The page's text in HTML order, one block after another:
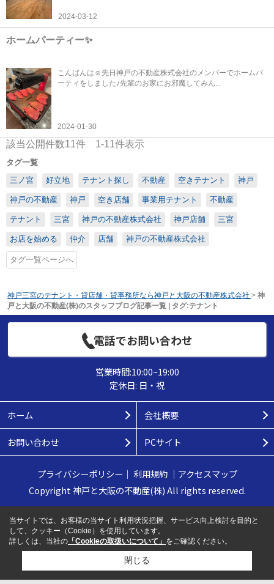
2024-03-12
ホームパーティー✨
こんばんは☺先日神戸の不動産株式会社のメンバーでホームパ
ーティをしました♪先輩のお家にお邪魔してみん...
2024-01-30
該当公開件数11件 1-11件表示
タグ一覧
三ノ宮
好立地 テナント探し 不動産 空きテナント 神戸
神戸の不動産 神戸 空き店舗 事業用テナント 不動産
テナント 三宮 神戸の不動産株式会社 神戸店舗 三宮
お店を始める 仲介 店舗 神戸の不動産株式会社
タグ一覧ページへ
神戸三宮のテナント・貸店舗・貸事務所なら神戸と大阪の不動産株式会社 > 神
戸と大阪の不動産(株)のスタッフブログ記事一覧 | タグ:テナント
電話でお問い合わせ
営業時間:10:00~19:00
定休日: 日・祝
ホーム 会社概要
お問い合わせ PCサイト
プライバシーポリシー ｜ 利用規約｜ アクセスマップ
Copyright 神戸と大阪の不動産(株) All rights reserved.
当サイトでは、お客様の当サイト利用状況把握、サービス向上検討を目的と
して、クッキー（Cookie）を使用しています。
詳しくは、当社の 「Cookieの取扱いについて」 をご確認ください。
閉じる